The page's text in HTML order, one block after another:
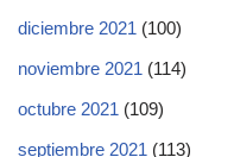
diciembre 2021 (100)
noviembre 2021 (114)
octubre 2021 (109)
septiembre 2021 (113)